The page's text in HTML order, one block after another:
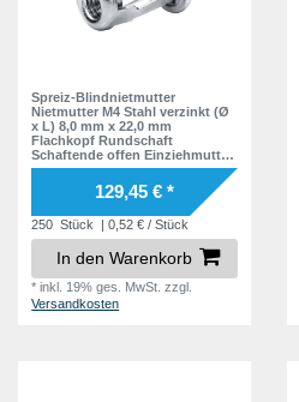
Spreiz-Blindnietmutter
Nietmutter M4 Stahl verzinkt (Ø
x L) 8,0 mm x 22,0 mm
Flachkopf Rundschaft
Schaftende offen Einziehmutter
Einnietmuttern - GO-FOUR
129,45 € *
250 Stück | 0,52 € / Stück
In den Warenkorb
*inkl. 19% ges. MwSt. zzgl.
Versandkosten